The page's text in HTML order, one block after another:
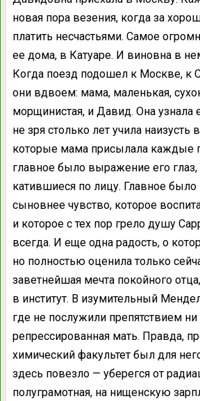
новая пора везения, когда за
платить несчастьями. Самое
ее дома, в Катуаре. И виновна в
Когда поезд подошел к Москве, к
они вдвоем: мама, маленькая,
морщинистая, и Давид. Она узнала
не зря столько лет учила наизусть
которые мама присылала каждые
главное было выражение его глаз,
катившиеся по лицу. Главное
сыновнее чувство, которое
и которое с тех пор грело душу
всегда. И еще одна радость, о
но полностью оценила только
заветнейшая мечта покойного
в институт. В изумительный
где не послужили препятствием
репрессированная мать. Правда,
химический факультет был для
здесь повезло — уберегся от
полуграмотная, на нищенскую